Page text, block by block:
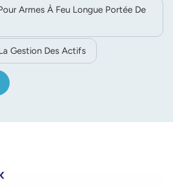
réseau, il est parfaitement
stocks, à la logistique et au suivi
Armes À Feu Longue Portée De
Gestion Des Actifs